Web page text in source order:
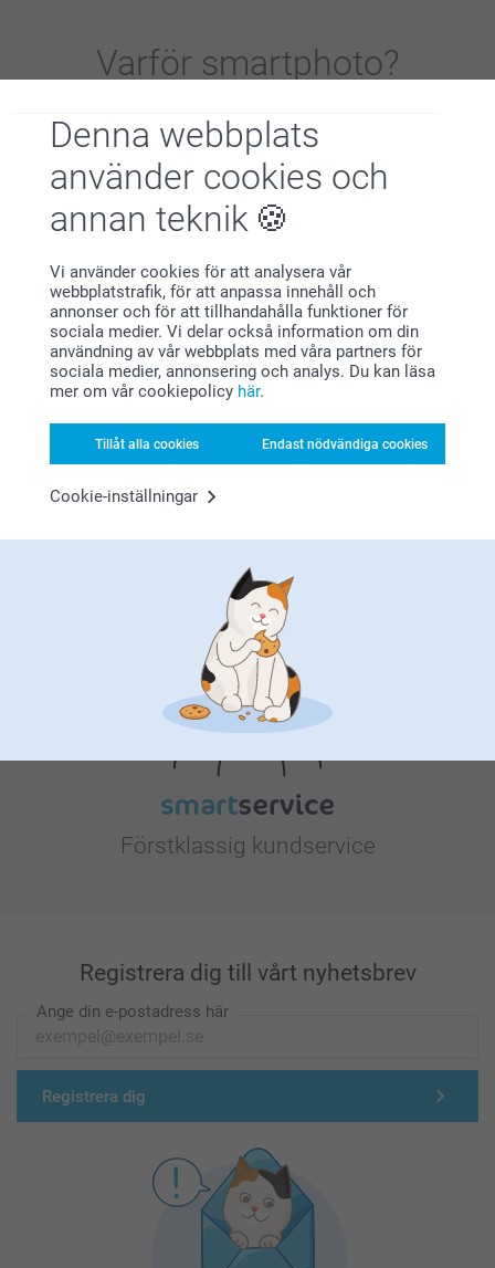
Denna webbplats
använder cookies och
annan teknik
Vi använder cookies för att analysera vår
webbplatstrafik, för att anpassa innehåll och
annonser och för att tillhandahålla funktioner för
sociala medier. Vi delar också information om din
användning av vår webbplats med våra partners för
sociala medier, annonsering och analys. Du kan läsa
mer om vår cookiepolicy här.
Tillåt alla cookies Endast nödvändiga cookies
Cookie-inställningar
Varför smartphoto?
Nöjd kundgaranti
Bonus på alla dina köp
Letar du efter inspiration?
Förstklassig kundservice
Registrera dig till vårt nyhetsbrev
Ange din e-postadress här
Registrera dig